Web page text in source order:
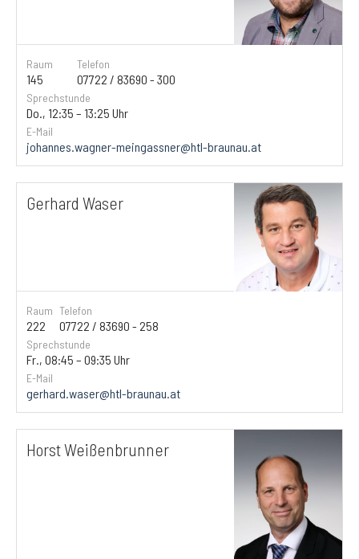
Raum
145
Telefon
07722 / 83690 - 300
Sprechstunde
Do., 12:35 – 13:25 Uhr
E-Mail
johannes.wagner-meingassner@htl-braunau.at
Gerhard Waser
Raum
222
Telefon
07722 / 83690 - 258
Sprechstunde
Fr., 08:45 – 09:35 Uhr
E-Mail
gerhard.waser@htl-braunau.at
Horst Weißenbrunner